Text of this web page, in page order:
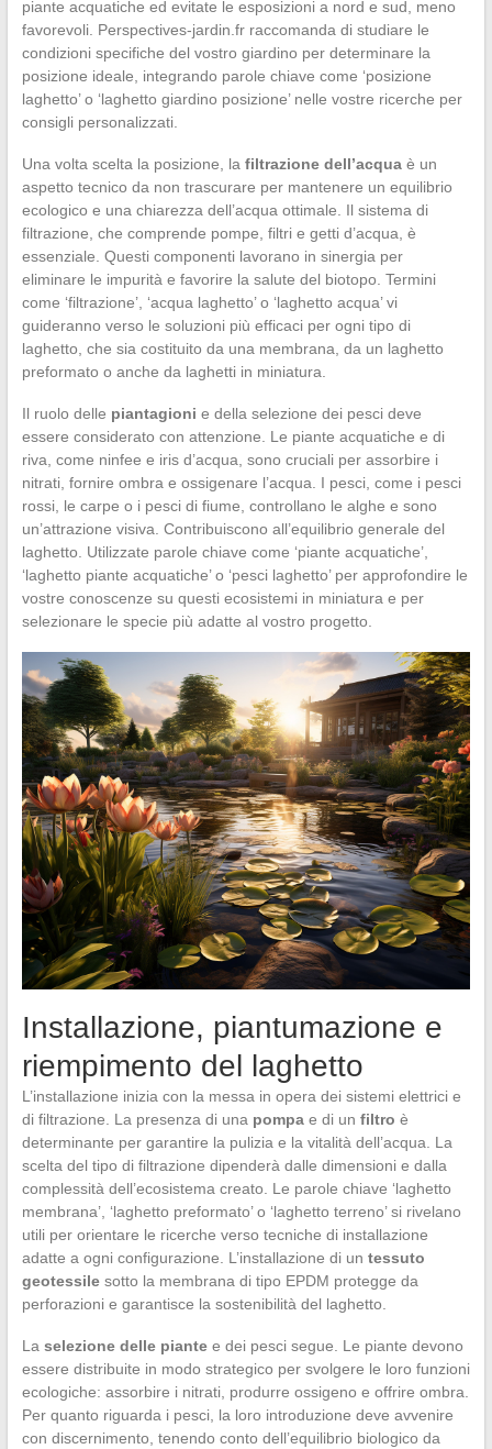
piante acquatiche ed evitate le esposizioni a nord e sud, meno
favorevoli. Perspectives-jardin.fr raccomanda di studiare le
condizioni specifiche del vostro giardino per determinare la
posizione ideale, integrando parole chiave come ‘posizione
laghetto’ o ‘laghetto giardino posizione’ nelle vostre ricerche per
consigli personalizzati.
Una volta scelta la posizione, la filtrazione dell’acquaè un
aspetto tecnico da non trascurare per mantenere un equilibrio
ecologico e una chiarezza dell’acqua ottimale. Il sistema di
filtrazione, che comprende pompe, filtri e getti d’acqua, è
essenziale. Questi componenti lavorano in sinergia per
eliminare le impurità e favorire la salute del biotopo. Termini
come ‘filtrazione’, ‘acqua laghetto’ o ‘laghetto acqua’ vi
guideranno verso le soluzioni più efficaci per ogni tipo di
laghetto, che sia costituito da una membrana, da un laghetto
preformato o anche da laghetti in miniatura.
Il ruolo delle piantagioni e della selezione dei pesci deve
essere considerato con attenzione. Le piante acquatiche e di
riva, come ninfee e iris d’acqua, sono cruciali per assorbire i
nitrati, fornire ombra e ossigenare l’acqua. I pesci, come i pesci
rossi, le carpe o i pesci di fiume, controllano le alghe e sono
un’attrazione visiva. Contribuiscono all’equilibrio generale del
laghetto. Utilizzate parole chiave come ‘piante acquatiche’,
‘laghetto piante acquatiche’ o ‘pesci laghetto’ per approfondire le
vostre conoscenze su questi ecosistemi in miniatura e per
selezionare le specie più adatte al vostro progetto.
Installazione, piantumazione e
riempimento del laghetto
L’installazione inizia con la messa in opera dei sistemi elettrici e
di filtrazione. La presenza di una pompae di un filtro è
determinante per garantire la pulizia e la vitalità dell’acqua. La
scelta del tipo di filtrazione dipenderà dalle dimensioni e dalla
complessità dell’ecosistema creato. Le parole chiave ‘laghetto
membrana’, ‘laghetto preformato’ o ‘laghetto terreno’ si rivelano
utili per orientare le ricerche verso tecniche di installazione
adatte a ogni configurazione. L’installazione di un tessuto
geotessilesotto la membrana di tipo EPDM protegge da
perforazioni e garantisce la sostenibilità del laghetto.
La selezione delle piantee dei pesci segue. Le piante devono
essere distribuite in modo strategico per svolgere le loro funzioni
ecologiche: assorbire i nitrati, produrre ossigeno e offrire ombra.
Per quanto riguarda i pesci, la loro introduzione deve avvenire
con discernimento, tenendo conto dell’equilibrio biologico da